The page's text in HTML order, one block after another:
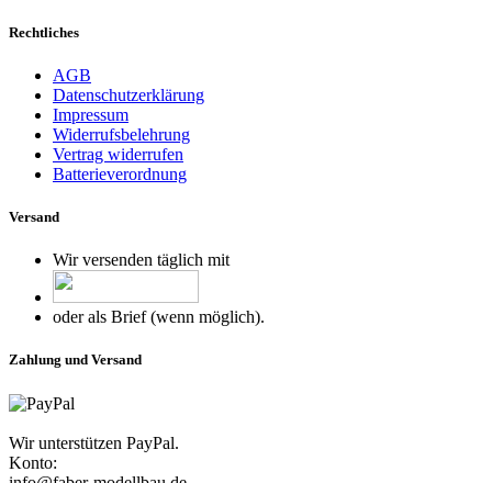
Rechtliches
AGB
Datenschutzerklärung
Impressum
Widerrufsbelehrung
Vertrag widerrufen
Batterieverordnung
Versand
Wir versenden täglich mit
oder als Brief (wenn möglich).
Zahlung und Versand
Wir unterstützen PayPal.
Konto: